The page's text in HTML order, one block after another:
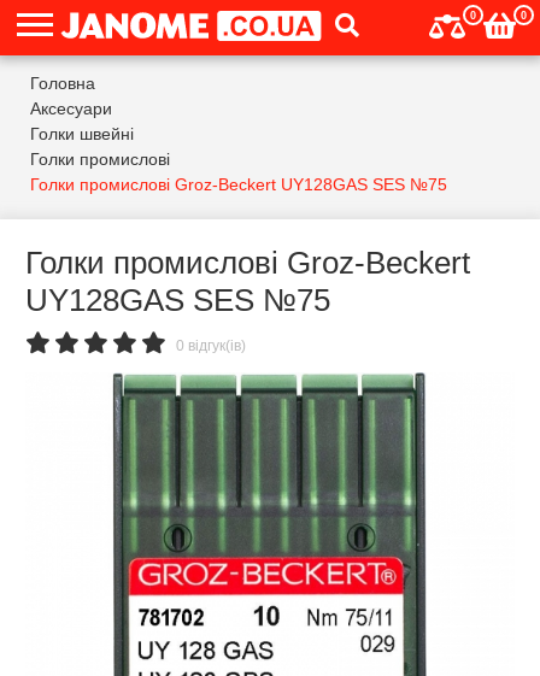
0 0
Головна
Аксесуари
Голки швейні
Голки промислові
Голки промислові Groz-Beckert UY128GAS SES №75
Голки промислові Groz-Beckert
UY128GAS SES №75
0 відгук(ів)